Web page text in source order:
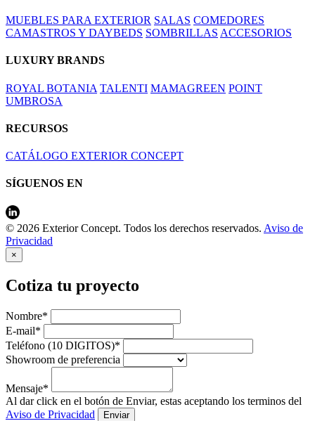
MUEBLES PARA EXTERIOR SALAS COMEDORES
CAMASTROS Y DAYBEDS SOMBRILLAS ACCESORIOS
LUXURY BRANDS
ROYAL BOTANIA TALENTI MAMAGREEN POINT
UMBROSA
RECURSOS
CATÁLOGO EXTERIOR CONCEPT
SÍGUENOS EN
© 2026 Exterior Concept. Todos los derechos reservados. Aviso de
Privacidad
×
Cotiza tu proyecto
Nombre*
E-mail*
Teléfono (10 DIGITOS)*
Showroom de preferencia
Mensaje*
Al dar click en el botón de Enviar, estas aceptando los terminos del
Aviso de Privacidad